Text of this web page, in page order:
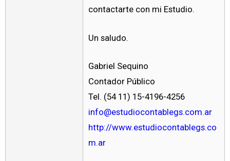
contactarte con mi Estudio.
Un saludo.
Gabriel Sequino
Contador Público
Tel. (54 11) 15-4196-4256
info@estudiocontablegs.com.ar
http://www.estudiocontablegs.co
m.ar